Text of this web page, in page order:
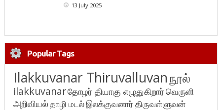
13 July 2025
Popular Tags
Ilakkuvanar Thiruvalluvanநூல்
ilakkuvanarதோழர் தியாகு எழுதுகிறார்வெருளி
அறிவியல்தாழி மடல்இலக்குவனார் திருவள்ளுவன்